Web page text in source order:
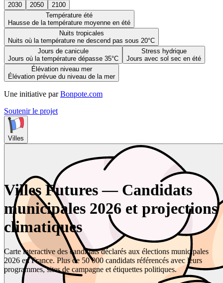
2030 2050
2100
Température été
Hausse de la température moyenne en été
Nuits tropicales
Nuits où la température ne descend pas sous 20°C
Jours de canicule
Jours où la température dépasse 35°C
Stress hydrique
Jours avec sol sec en été
Élévation niveau mer
Élévation prévue du niveau de la mer
Une initiative par Bonpote.com
Soutenir le projet
Villes
Villes Futures — Candidats
municipales 2026 et projections
climatiques
Carte interactive des candidats déclarés aux élections municipales
2026 en France. Plus de 50 000 candidats référencés avec leurs
programmes, sites de campagne et étiquettes politiques.